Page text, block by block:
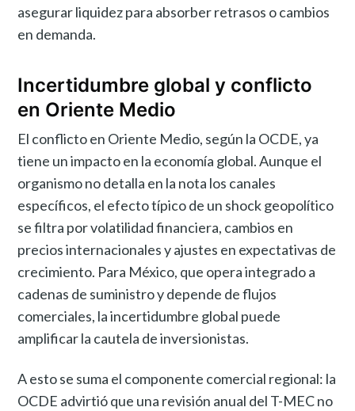
asegurar liquidez para absorber retrasos o cambios
en demanda.
Incertidumbre global y conflicto
en Oriente Medio
El conflicto en Oriente Medio, según la OCDE, ya
tiene un impacto en la economía global. Aunque el
organismo no detalla en la nota los canales
específicos, el efecto típico de un shock geopolítico
se filtra por volatilidad financiera, cambios en
precios internacionales y ajustes en expectativas de
crecimiento. Para México, que opera integrado a
cadenas de suministro y depende de flujos
comerciales, la incertidumbre global puede
amplificar la cautela de inversionistas.
A esto se suma el componente comercial regional: la
OCDE advirtió que una revisión anual del T-MEC no